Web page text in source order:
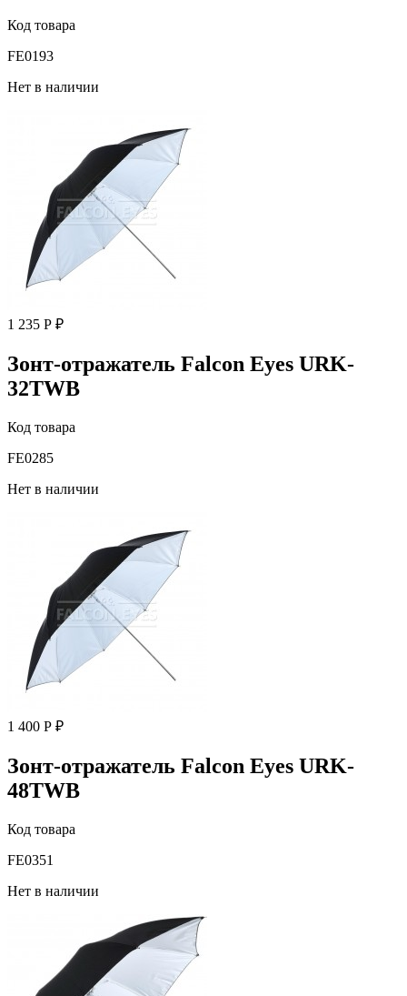
Код товара
FE0193
Нет в наличии
1 235 Р ₽
Зонт-отражатель Falcon Eyes URK-
32TWB
Код товара
FE0285
Нет в наличии
1 400 Р ₽
Зонт-отражатель Falcon Eyes URK-
48TWB
Код товара
FE0351
Нет в наличии